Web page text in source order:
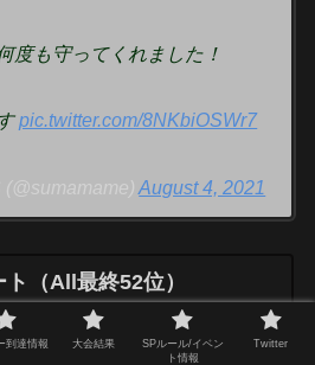
度も守ってくれました！
pic.twitter.com/8NKbiOSWr7
August 4, 2021
（All最終52位）
到達情報 大会結果
SPルール/イベン
ト情報
Twitter